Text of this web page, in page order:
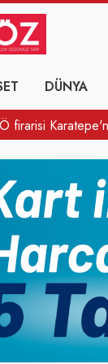
DÜNYA
firarisi